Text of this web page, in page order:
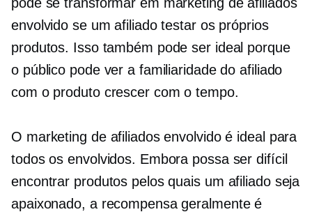
envolvido se um afiliado testar os próprios
produtos. Isso também pode ser ideal porque
o público pode ver a familiaridade do afiliado
com o produto crescer com o tempo.
O marketing de afiliados envolvido é ideal para
todos os envolvidos. Embora possa ser difícil
encontrar produtos pelos quais um afiliado seja
apaixonado, a recompensa geralmente é